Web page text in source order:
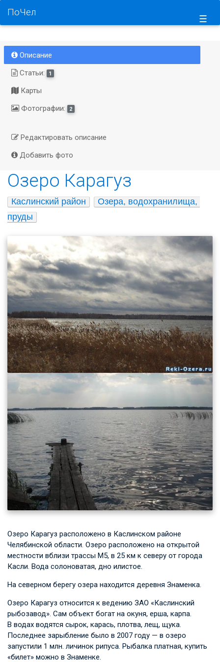
☰
ПоЧел
Описание
Статьи:
1
Карты
Фотографии:
2
Редактировать описание
Добавить фото
Озеро Карагуз
Каслинский район
Озера, водохранилища,
пруды
Озеро Карагуз расположено в Каслинском районе
Челябинской области. Озеро расположено на открытой
местности вблизи трассы М5, в 25 км к северу от города
Касли. Вода солоноватая, дно илистое.
На северном берегу озера находится деревня Знаменка.
Озеро Карагуз относится к ведению ЗАО «Каслинский
рыбозавод». Сам объект богат на окуня, ерша, карпа.
В водах водятся сырок, карась, плотва, лещ, щука.
Последнее зарыбление было в 2007 году — в озеро
запустили 1 млн. личинок рипуса. Рыбалка платная, купить
«билет» можно в Знаменке.